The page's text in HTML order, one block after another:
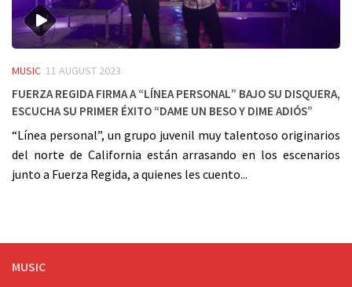
MUSIC 11 AUGUST 2023
Fuerza Regida firma a “Línea personal” bajo su Disquera,
escucha su primer éxito “Dame un beso y Dime Adiós”
“Línea personal”, un grupo juvenil muy talentoso originarios
del norte de California están arrasando en los escenarios
junto a Fuerza Regida, a quienes les cuento...
MUSIC